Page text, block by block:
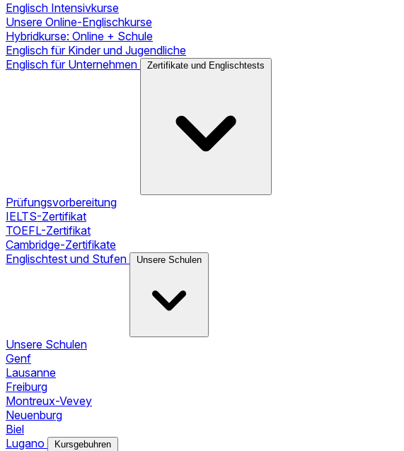
Englisch Intensivkurse
Unsere Online-Englischkurse
Hybridkurse: Online + Schule
Englisch für Kinder und Jugendliche
Englisch für Unternehmen
Zertifikate und Englischtests
Prüfungsvorbereitung
IELTS-Zertifikat
TOEFL-Zertifikat
Cambridge-Zertifikate
Englischtest und Stufen
Unsere Schulen
Unsere Schulen
Genf
Lausanne
Freiburg
Montreux-Vevey
Neuenburg
Biel
Lugano
Kursgebuhren